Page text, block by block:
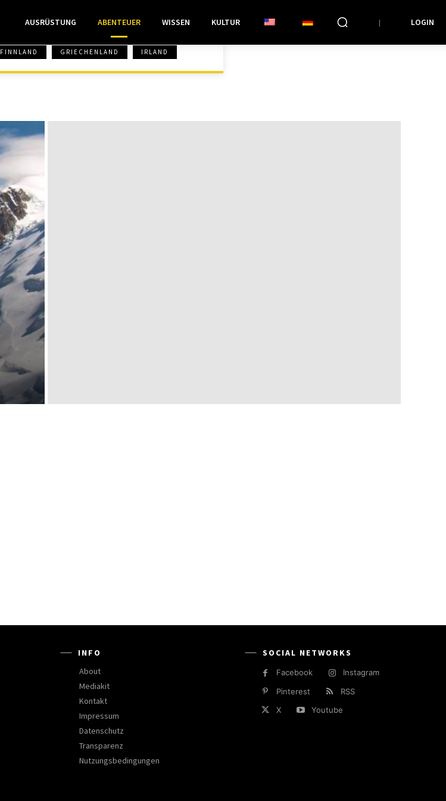
AUSRÜSTUNG ABENTEUER WISSEN KULTUR LOGIN
FINNLAND GRIECHENLAND IRLAND
INFO
About
Mediakit
Kontakt
Impressum
Datenschutz
Transparenz
Nutzungsbedingungen
SOCIAL NETWORKS
Facebook
Instagram
Pinterest
RSS
X
Youtube